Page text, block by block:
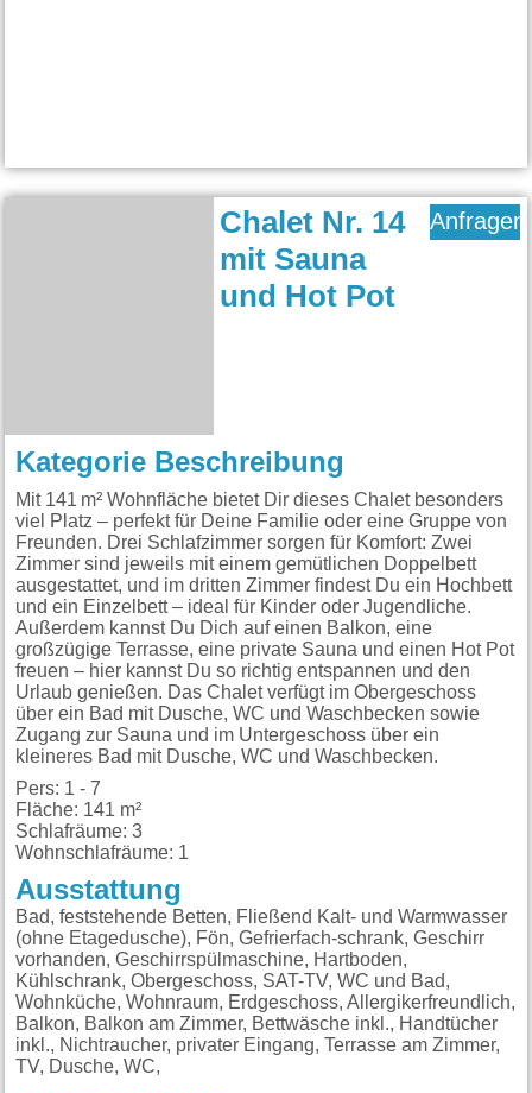
Chalet Nr. 14
mit Sauna
und Hot Pot
Anfragen
Kategorie Beschreibung
Mit 141 m² Wohnfläche bietet Dir dieses Chalet besonders
viel Platz – perfekt für Deine Familie oder eine Gruppe von
Freunden. Drei Schlafzimmer sorgen für Komfort: Zwei
Zimmer sind jeweils mit einem gemütlichen Doppelbett
ausgestattet, und im dritten Zimmer findest Du ein Hochbett
und ein Einzelbett – ideal für Kinder oder Jugendliche.
Außerdem kannst Du Dich auf einen Balkon, eine
großzügige Terrasse, eine private Sauna und einen Hot Pot
freuen – hier kannst Du so richtig entspannen und den
Urlaub genießen. Das Chalet verfügt im Obergeschoss
über ein Bad mit Dusche, WC und Waschbecken sowie
Zugang zur Sauna und im Untergeschoss über ein
kleineres Bad mit Dusche, WC und Waschbecken.
Pers: 1 - 7
Fläche: 141 m²
Schlafräume: 3
Wohnschlafräume: 1
Ausstattung
Bad, feststehende Betten, Fließend Kalt- und Warmwasser
(ohne Etagedusche), Fön, Gefrierfach-schrank, Geschirr
vorhanden, Geschirrspülmaschine, Hartboden,
Kühlschrank, Obergeschoss, SAT-TV, WC und Bad,
Wohnküche, Wohnraum, Erdgeschoss, Allergikerfreundlich,
Balkon, Balkon am Zimmer, Bettwäsche inkl., Handtücher
inkl., Nichtraucher, privater Eingang, Terrasse am Zimmer,
TV, Dusche, WC,